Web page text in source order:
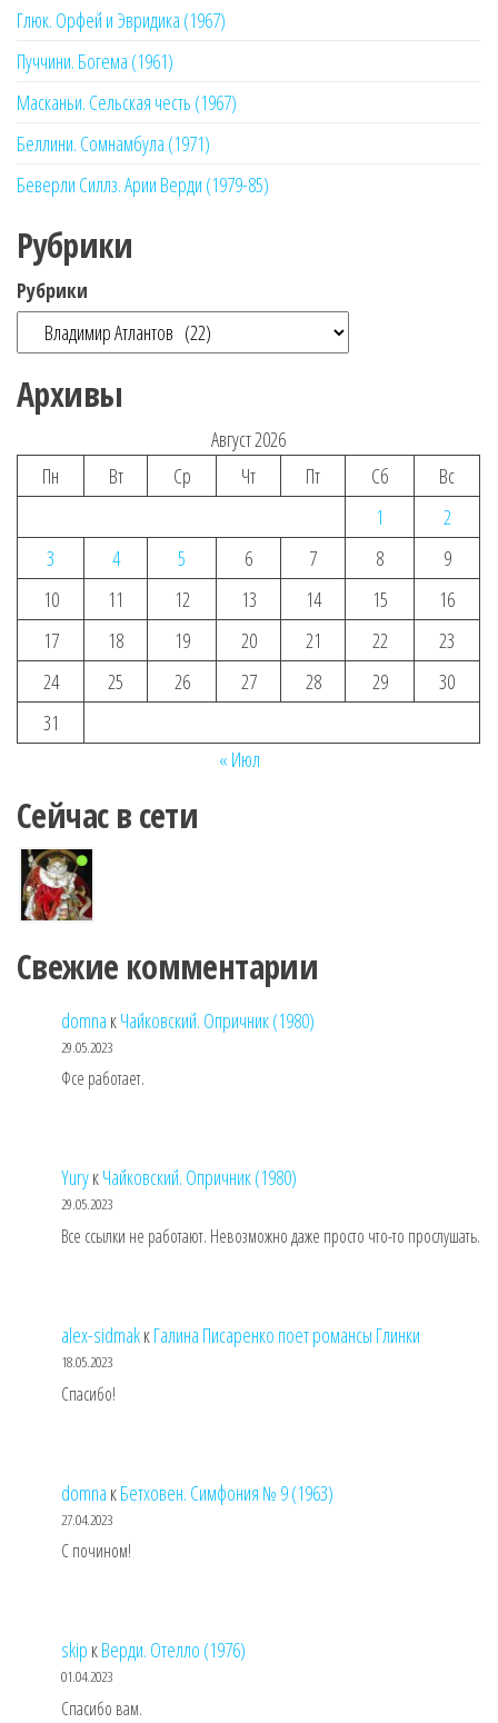
Глюк. Орфей и Эвридика (1967)
Пуччини. Богема (1961)
Масканьи. Сельская честь (1967)
Беллини. Сомнамбула (1971)
Беверли Силлз. Арии Верди (1979-85)
Рубрики
Рубрики
Архивы
Август 2026
Пн
Вт Ср Чт Пт Сб
Вс
1
2
3
4 5 6 7 8
9
10
11 12 13 14 15
16
17
18 19 20 21 22
23
24
25 26 27 28 29
30
31
« Июл
Сейчас в сети
Свежие комментарии
domna кЧайковский. Опричник (1980)
29.05.2023
Фсе работает.
YuryкЧайковский. Опричник (1980)
29.05.2023
Все ссылки не работают. Невозможно даже просто что-то прослушать.
alex-sidmakкГалина Писаренко поет романсы Глинки
18.05.2023
Спасибо!
domna кБетховен. Симфония № 9 (1963)
27.04.2023
С почином!
skip кВерди. Отелло (1976)
01.04.2023
Спасибо вам.